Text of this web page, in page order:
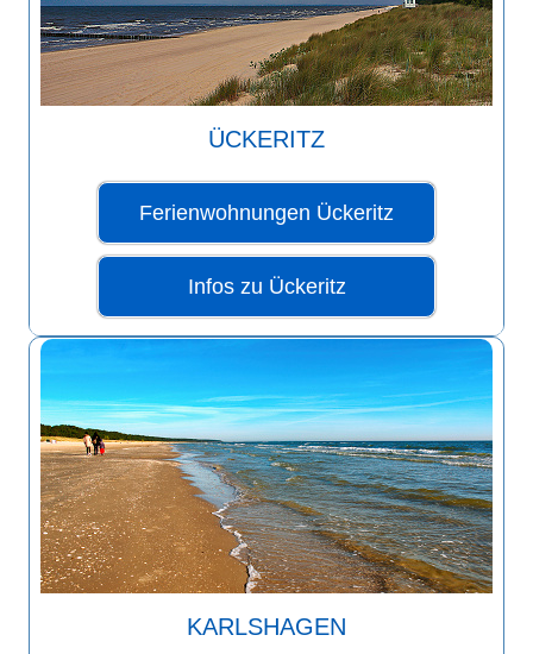
ÜCKERITZ
Ferienwohnungen Ückeritz
Infos zu Ückeritz
KARLSHAGEN